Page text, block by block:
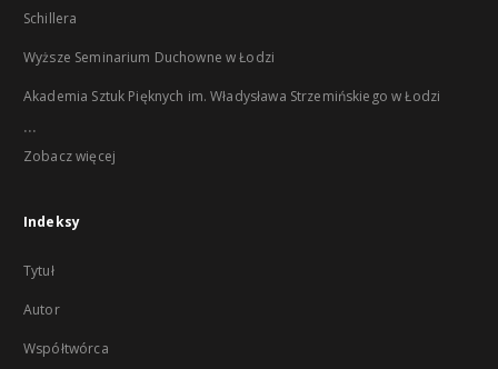
Schillera
Wyższe Seminarium Duchowne w Łodzi
Akademia Sztuk Pięknych im. Władysława Strzemińskiego w Łodzi
...
Zobacz więcej
Indeksy
Tytuł
Autor
Współtwórca